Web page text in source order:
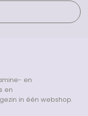
en
en
in één webshop.